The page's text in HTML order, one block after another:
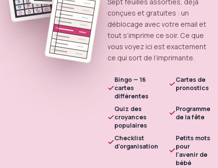
02
03
04
05
06
07
08
conçues et gratuites : un
déblocage avec votre email et
tout s’imprime ce soir. Ce que
vous voyez ici est exactement
ce qui sort de l’imprimante.
Bingo — 16
cartes
différentes
Cartes de
pronostics
Quiz des
croyances
populaires
Programme
de la fête
Checklist
d’organisation
Petits mots
pour
l’avenir de
bébé